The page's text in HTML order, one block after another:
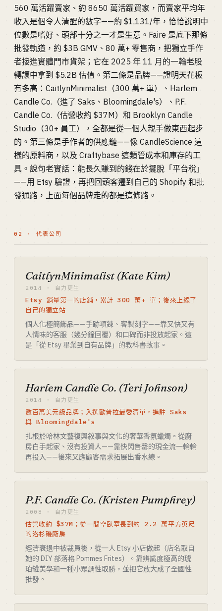
560 萬活躍賣家、約 8650 萬活躍買家，而賣家平均年
收入是個令人清醒的數字——約 $1,131/年，恰恰說明中
位數是嗜好、頭部十分之一才是生意。Faire 是底下那條
批發軌道，約 $3B GMV、80 萬+ 零售商，把獨立手作
者接進實體門市貨架；它在 2025 年 11 月的一輪老股
轉讓中拿到 $5.2B 估值。第二條是品牌——證明天花板
有多高：CaitlynMinimalist（300 萬+ 單）、Harlem
Candle Co.（進了 Saks、Bloomingdale's）、P.F.
Candle Co.（估營收約 $37M）和 Brooklyn Candle
Studio（30+ 員工），全都是從一個人親手做東西起步
的。第三條是手作者的供應鏈——像 CandleScience 這
樣的原料商，以及 Craftybase 這類管成本和庫存的工
具。說句老實話：能長久賺到的錢在於擺脫「平台稅」
——用 Etsy 驗證，再把回頭客遷到自己的 Shopify 和批
發通路，上面每個品牌走的都是這條路。
02 · 代表公司
CaitlynMinimalist (Kate Kim)
2014 · 自力更生
Etsy 銷量第一的店鋪，累計 300 萬+ 單；後來上線了
自己的獨立站
個人化極簡飾品——手跡項鍊、客製刻字——靠又快又有
人情味的客服（幾分鐘回覆）和口碑而非投放起家。這
是「從 Etsy 畢業到自有品牌」的教科書故事。
Harlem Candle Co. (Teri Johnson)
2014 · 自力更生
數百萬美元級品牌；入選歐普拉最愛清單，進駐 Saks
與 Bloomingdale's
扎根於哈林文藝復興敘事與文化的奢華香氛蠟燭。從廚
房白手起家、沒有投資人——靠快閃售罄的現金流一輪輪
再投入——後來又應顧客需求拓展出香水線。
P.F. Candle Co. (Kristen Pumphrey)
2008 · 自力更生
估營收約 $37M；從一間空臥室長到約 2.2 萬平方英尺
的洛杉磯廠房
經濟衰退中被裁員後，從一人 Etsy 小店做起（店名取自
她的 DIY 部落格 Pommes Frites）。靠辨識度極高的琥
珀罐美學和一種小眾調性取勝，並把它放大成了全國性
批發。